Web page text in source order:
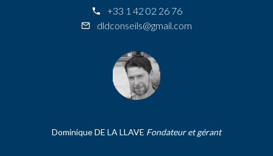
+33 1 42 02 26 76
dldconseils@gmail.com
Dominique DE LA LLAVE Fondateur et gérant